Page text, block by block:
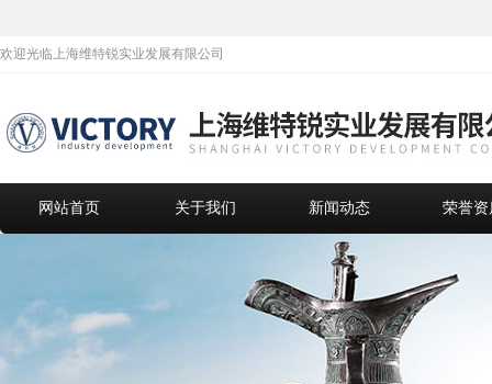
欢迎光临上海维特锐实业发展有限公司
网站首页 关于我们 新闻动态 荣誉资